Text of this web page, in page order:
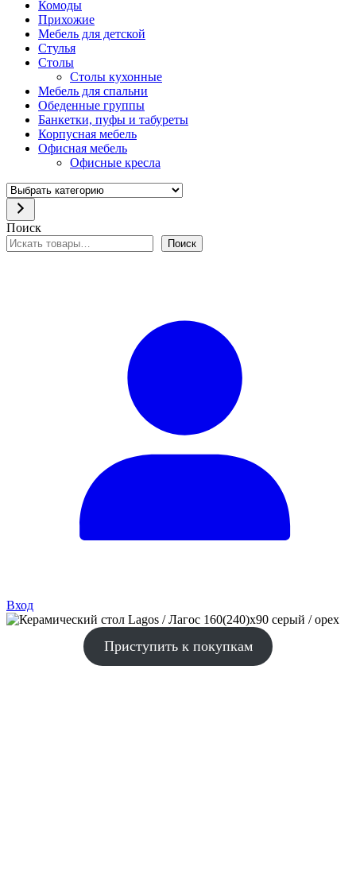
Комоды
Прихожие
Мебель для детской
Стулья
Столы
Столы кухонные
Мебель для спальни
Обеденные группы
Банкетки, пуфы и табуреты
Корпусная мебель
Офисная мебель
Офисные кресла
Выбрать
категорию
Поиск
Поиск
Вход
Приступить к покупкам